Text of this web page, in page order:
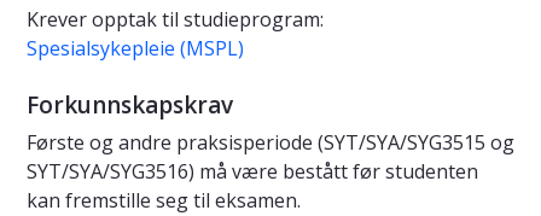
Krever opptak til studieprogram:
Spesialsykepleie (MSPL)
Forkunnskapskrav
Første og andre praksisperiode (SYT/SYA/SYG3515 og
SYT/SYA/SYG3516) må være bestått før studenten
kan fremstille seg til eksamen.